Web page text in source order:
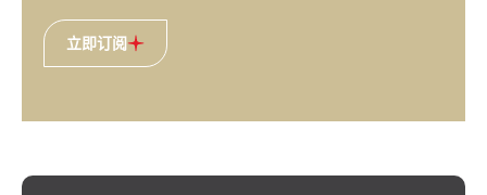
立即订阅